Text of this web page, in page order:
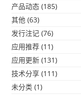
产品动态 (185)
其他 (63)
发行注记 (76)
应用推荐 (11)
应用更新 (131)
技术分享 (111)
未分类 (1)